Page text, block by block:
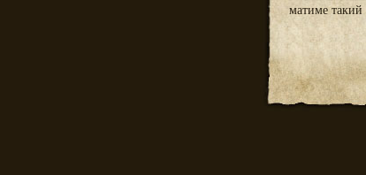
матиме такий